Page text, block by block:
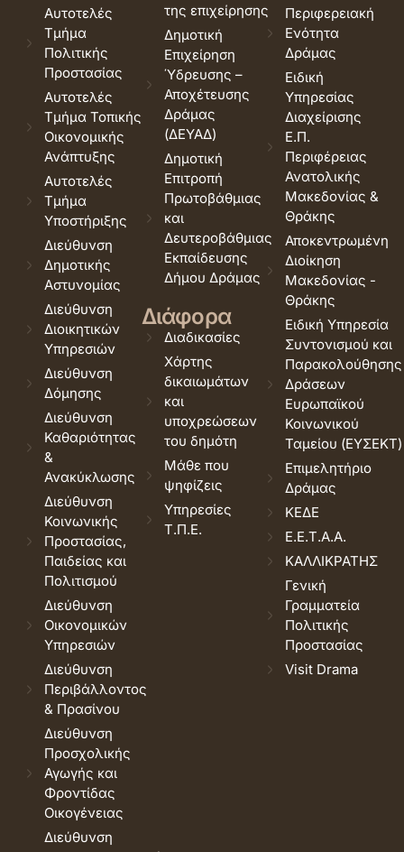
Αυτοτελές
Τμήμα
Πολιτικής
Προστασίας
Αυτοτελές
Τμήμα Τοπικής
Οικονομικής
Ανάπτυξης
Αυτοτελές
Τμήμα
Υποστήριξης
Διεύθυνση
Δημοτικής
Αστυνομίας
Διεύθυνση
Διοικητικών
Υπηρεσιών
Διεύθυνση
Δόμησης
Διεύθυνση
Καθαριότητας
&
Ανακύκλωσης
Διεύθυνση
Κοινωνικής
Προστασίας,
Παιδείας και
Πολιτισμού
Διεύθυνση
Οικονομικών
Υπηρεσιών
Διεύθυνση
Περιβάλλοντος
& Πρασίνου
Διεύθυνση
Προσχολικής
Αγωγής και
Φροντίδας
Οικογένειας
Διεύθυνση
της επιχείρησης
Δημοτική
Επιχείρηση
Ύδρευσης –
Αποχέτευσης
Δράμας
(ΔΕΥΑΔ)
Δημοτική
Επιτροπή
Πρωτοβάθμιας
και
Δευτεροβάθμιας
Εκπαίδευσης
Δήμου Δράμας
Διάφορα
Διαδικασίες
Χάρτης
δικαιωμάτων
και
υποχρεώσεων
του δημότη
Μάθε που
ψηφίζεις
Υπηρεσίες
Τ.Π.Ε.
Περιφερειακή
Ενότητα
Δράμας
Ειδική
Υπηρεσίας
Διαχείρισης
Ε.Π.
Περιφέρειας
Ανατολικής
Μακεδονίας &
Θράκης
Αποκεντρωμένη
Διοίκηση
Μακεδονίας -
Θράκης
Ειδική Υπηρεσία
Συντονισμού και
Παρακολούθησης
Δράσεων
Ευρωπαϊκού
Κοινωνικού
Ταμείου (ΕΥΣΕΚΤ)
Επιμελητήριο
Δράμας
ΚΕΔΕ
Ε.Ε.Τ.Α.Α.
ΚΑΛΛΙΚΡΑΤΗΣ
Γενική
Γραμματεία
Πολιτικής
Προστασίας
Visit Drama